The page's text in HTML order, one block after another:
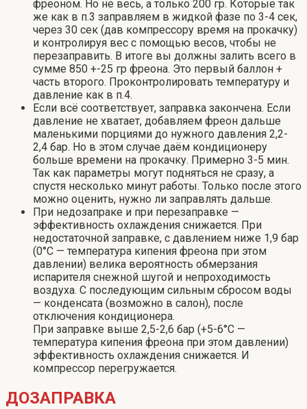
фреоном. Но не весь, а только 200 гр. Которые так
же как в п.3 заправляем в жидкой фазе по 3-4 сек,
через 30 сек (дав компрессору время на прокачку)
и контролируя вес с помощью весов, чтобы не
перезаправить. В итоге вы должны залить всего в
сумме 850 +-25 гр фреона. Это первый баллон +
часть второго. Проконтролировать температуру и
давление как в п.4.
Если всё соответствует, заправка закончена. Если
давление не хватает, добавляем фреон дальше
маленькими порциями до нужного давления 2,2-
2,4 бар. Но в этом случае даём кондиционеру
больше времени на прокачку. Примерно 3-5 мин.
Так как параметры могут подняться не сразу, а
спустя несколько минут работы. Только после этого
можно оценить, нужно ли заправлять дальше.
При недозапраке и при перезаправке —
эффективность охлаждения снижается. При
недостаточной заправке, с давлением ниже 1,9 бар
(0°С — температура кипения фреона при этом
давлении) велика вероятность обмерзания
испарителя снежной шугой и непроходимость
воздуха. С последующим сильным сбросом воды
— конденсата (возможно в салон), после
отключения кондиционера.
При заправке выше 2,5-2,6 бар (+5-6°С —
температура кипения фреона при этом давлении)
эффективность охлаждения снижается. И
компрессор перегружается.
ДОЗАПРАВКА